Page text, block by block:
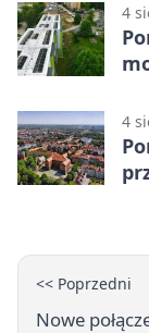
4
4
<< Poprzedni
Nowe